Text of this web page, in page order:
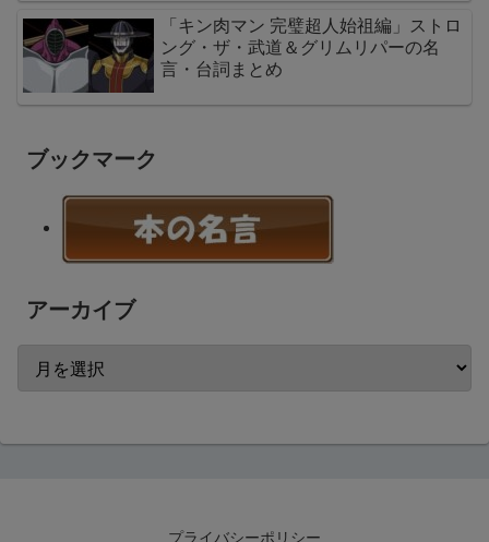
「キン肉マン 完璧超人始祖編」ストロ
ング・ザ・武道＆グリムリパーの名
言・台詞まとめ
ブックマーク
アーカイブ
プライバシーポリシー